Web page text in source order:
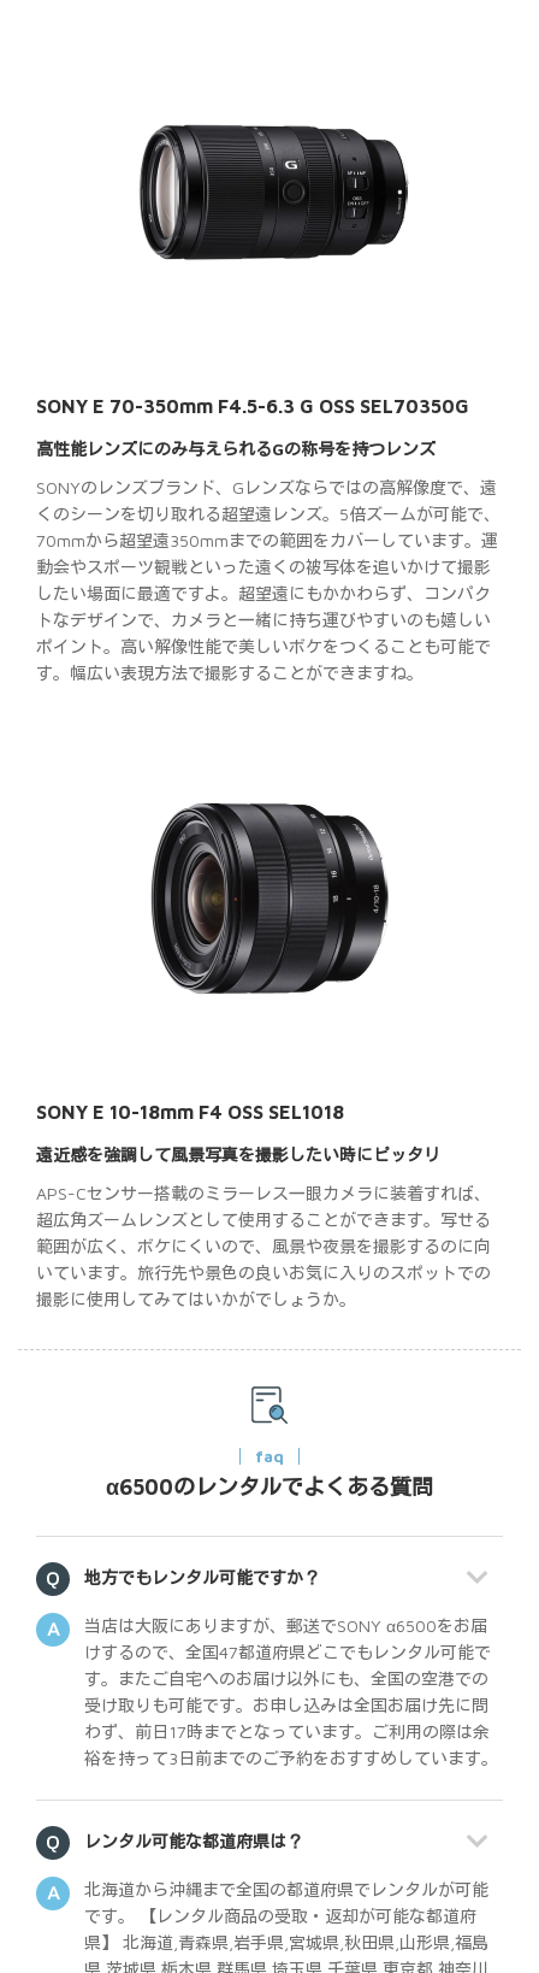
SONY E 70-350mm F4.5-6.3 G OSS SEL70350G
高性能レンズにのみ与えられるGの称号を持つレンズ
SONYのレンズブランド、Gレンズならではの高解像度で、遠
くのシーンを切り取れる超望遠レンズ。5倍ズームが可能で、
70mmから超望遠350mmまでの範囲をカバーしています。運
動会やスポーツ観戦といった遠くの被写体を追いかけて撮影
したい場面に最適ですよ。超望遠にもかかわらず、コンパク
トなデザインで、カメラと一緒に持ち運びやすいのも嬉しい
ポイント。高い解像性能で美しいボケをつくることも可能で
す。幅広い表現方法で撮影することができますね。
SONY E 10-18mm F4 OSS SEL1018
遠近感を強調して風景写真を撮影したい時にピッタリ
APS-Cセンサー搭載のミラーレス一眼カメラに装着すれば、
超広角ズームレンズとして使用することができます。写せる
範囲が広く、ボケにくいので、風景や夜景を撮影するのに向
いています。旅行先や景色の良いお気に入りのスポットでの
撮影に使用してみてはいかがでしょうか。
faq
α6500のレンタルでよくある質問
地方でもレンタル可能ですか？
当店は大阪にありますが、郵送でSONY α6500をお届
けするので、全国47都道府県どこでもレンタル可能で
す。またご自宅へのお届け以外にも、全国の空港での
受け取りも可能です。お申し込みは全国お届け先に問
わず、前日17時までとなっています。ご利用の際は余
裕を持って3日前までのご予約をおすすめしています。
レンタル可能な都道府県は？
北海道から沖縄まで全国の都道府県でレンタルが可能
です。 【レンタル商品の受取・返却が可能な都道府
県】 北海道,青森県,岩手県,宮城県,秋田県,山形県,福島
県,茨城県,栃木県,群馬県,埼玉県,千葉県,東京都,神奈川